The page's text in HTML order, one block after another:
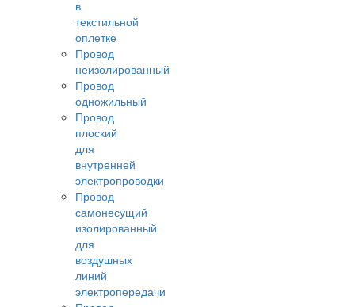
в
текстильной
оплетке
Провод
неизолированный
Провод
одножильный
Провод
плоский
для
внутренней
электропроводки
Провод
самонесущий
изолированный
для
воздушных
линий
электропередачи